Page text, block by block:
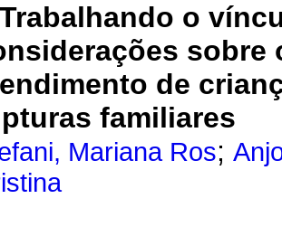
Trabalhando o
sobre
de
familiares
Mariana Ros;